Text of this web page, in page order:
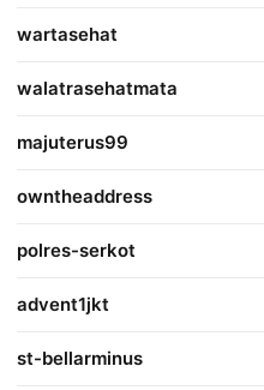
wartasehat
walatrasehatmata
majuterus99
owntheaddress
polres-serkot
advent1jkt
st-bellarminus